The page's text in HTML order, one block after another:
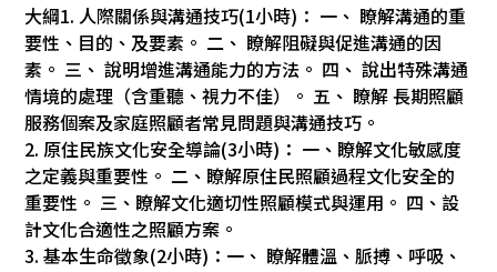
大綱1. 人際關係與溝通技巧(1小時)： 一、 瞭解溝通的重
要性、目的、及要素。 二、 瞭解阻礙與促進溝通的因
素。 三、 說明增進溝通能力的方法。 四、 說出特殊溝通
情境的處理（含重聽、視力不佳）。 五、 瞭解 長期照顧
服務個案及家庭照顧者常見問題與溝通技巧。
2. 原住民族文化安全導論(3小時)： 一、瞭解文化敏感度
之定義與重要性。 二、瞭解原住民照顧過程文化安全的
重要性。 三、瞭解文化適切性照顧模式與運用。 四、設
計文化合適性之照顧方案。
3. 基本生命徵象(2小時)：一、 瞭解體溫、脈搏、呼吸、